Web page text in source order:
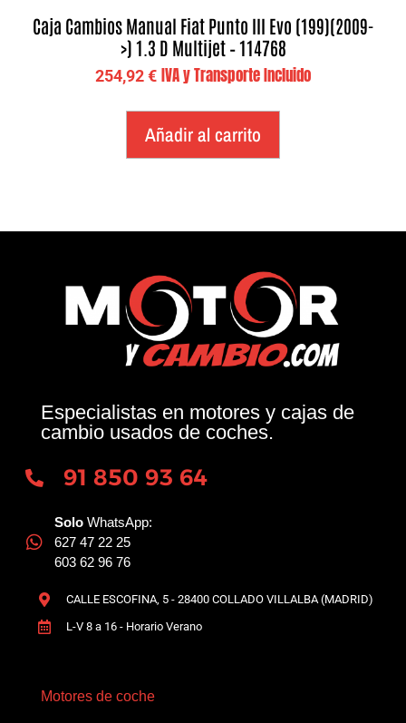
Caja Cambios Manual Fiat Punto III Evo (199)(2009-
>) 1.3 D Multijet – 114768
254,92€ IVA y Transporte Incluido
Añadir al carrito
Especialistas en motores y cajas de
cambio usados de coches.
91 850 93 64
Solo WhatsApp:
627 47 22 25
603 62 96 76
CALLE ESCOFINA, 5 - 28400 COLLADO VILLALBA (MADRID)
L-V 8 a 16 - Horario Verano
Motores de coche